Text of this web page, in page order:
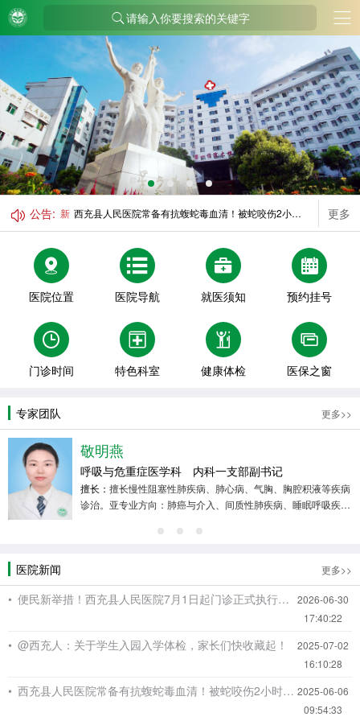
请输入你要搜索的关键字
公告: 新 西充县人民医院门诊诊室调整通知 更多
医院位置 医院导航 就医须知 预约挂号
门诊时间 特色科室 健康体检 医保之窗
专家团队 更多>>
敬明燕
呼吸与危重症医学科 内科一支部副书记
擅长： 擅长慢性阻塞性肺疾病、肺心病、气胸、胸腔积液等疾病
诊治。亚专业方向：肺癌与介入、间质性肺疾病、睡眠呼吸疾
医院新闻 更多>>
• 便民新举措！西充县人民医院7月1日起门诊正式执行固定作息制
2026-06-30
17:40:22
• @西充人：关于学生入园入学体检，家长们快收藏起！
2025-07-02
16:10:28
• 西充县人民医院常备有抗蝮蛇毒血清！被蛇咬伤2小时内赶紧来，能救命—— 2025-06-06
09:54:33